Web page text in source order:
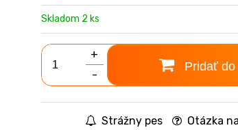
Skladom 2 ks
+
-
Pridať
Strážny pes Otázka